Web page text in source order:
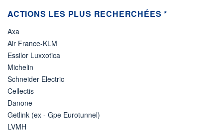
ACTIONS LES PLUS RECHERCHÉES *
Axa
Air France-KLM
Essilor Luxxotica
Michelin
Schneider Electric
Cellectis
Danone
Getlink (ex - Gpe Eurotunnel)
LVMH